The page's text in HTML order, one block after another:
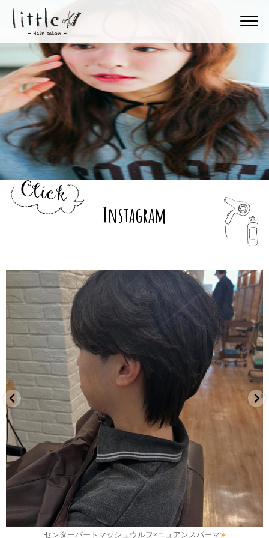
Instagram
7月 30
センターパートマッシュウルフ×ニュアンスパーマ